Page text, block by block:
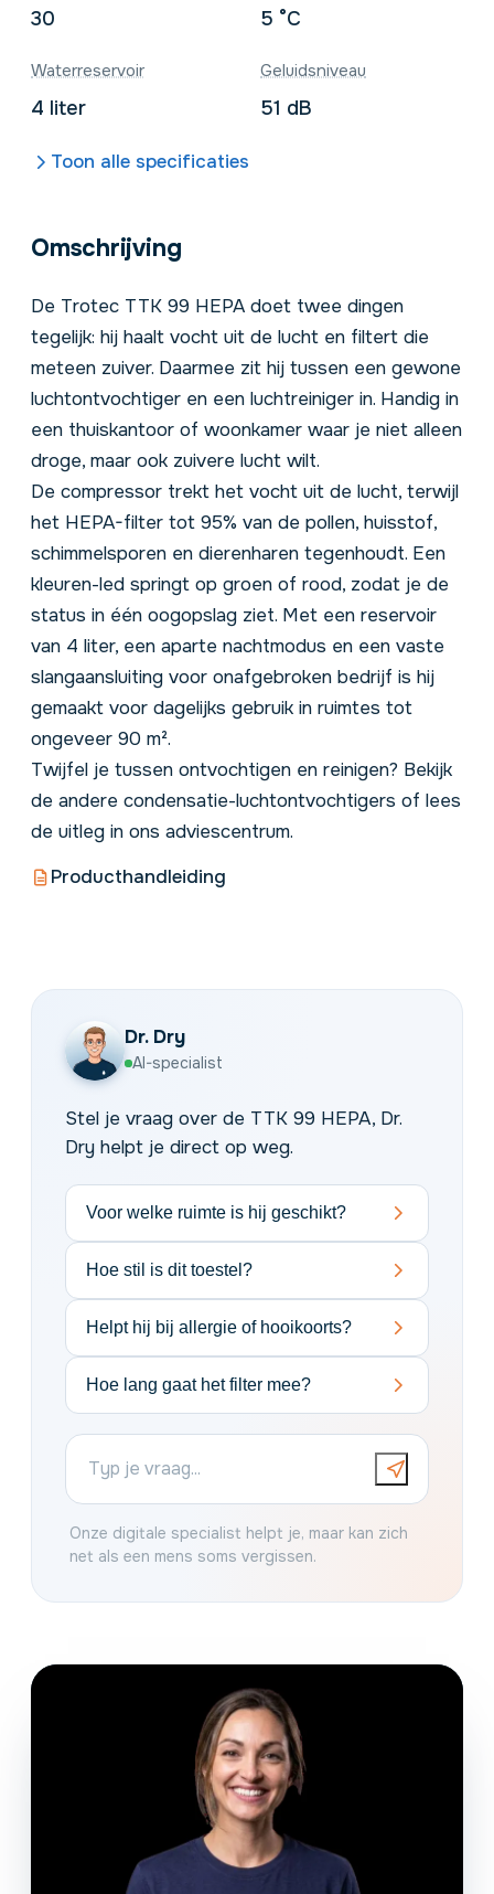
30 5 °C
Waterreservoir
4 liter
Geluidsniveau
51 dB
Toon alle specificaties
Omschrijving
De Trotec TTK 99 HEPA doet twee dingen
tegelijk: hij haalt vocht uit de lucht en filtert die
meteen zuiver. Daarmee zit hij tussen een gewone
luchtontvochtiger en een luchtreiniger in. Handig in
een thuiskantoor of woonkamer waar je niet alleen
droge, maar ook zuivere lucht wilt.
De compressor trekt het vocht uit de lucht, terwijl
het HEPA-filter tot 95% van de pollen, huisstof,
schimmelsporen en dierenharen tegenhoudt. Een
kleuren-led springt op groen of rood, zodat je de
status in één oogopslag ziet. Met een reservoir
van 4 liter, een aparte nachtmodus en een vaste
slangaansluiting voor onafgebroken bedrijf is hij
gemaakt voor dagelijks gebruik in ruimtes tot
ongeveer 90 m².
Twijfel je tussen ontvochtigen en reinigen? Bekijk
de andere condensatie-luchtontvochtigers of lees
de uitleg in ons adviescentrum.
Producthandleiding
Dr. Dry
AI-specialist
Stel je vraag over de TTK 99 HEPA, Dr.
Dry helpt je direct op weg.
Voor welke ruimte is hij geschikt?
Hoe stil is dit toestel?
Helpt hij bij allergie of hooikoorts?
Hoe lang gaat het filter mee?
Onze digitale specialist helpt je, maar kan zich
net als een mens soms vergissen.